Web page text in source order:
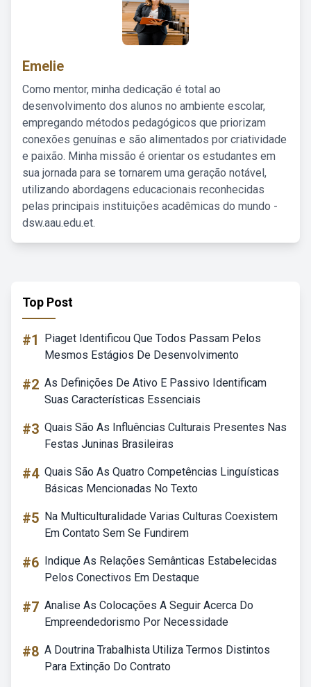
Emelie
Como mentor, minha dedicação é total ao
desenvolvimento dos alunos no ambiente escolar,
empregando métodos pedagógicos que priorizam
conexões genuínas e são alimentados por criatividade
e paixão. Minha missão é orientar os estudantes em
sua jornada para se tornarem uma geração notável,
utilizando abordagens educacionais reconhecidas
pelas principais instituições acadêmicas do mundo -
dsw.aau.edu.et.
Top Post
#1
Piaget Identificou Que Todos Passam Pelos
Mesmos Estágios De Desenvolvimento
#2 As Definições De Ativo E Passivo Identificam
Suas Características Essenciais
#3 Quais São As Influências Culturais Presentes Nas
Festas Juninas Brasileiras
#4 Quais São As Quatro Competências Linguísticas
Básicas Mencionadas No Texto
#5 Na Multiculturalidade Varias Culturas Coexistem
Em Contato Sem Se Fundirem
#6 Indique As Relações Semânticas Estabelecidas
Pelos Conectivos Em Destaque
#7 Analise As Colocações A Seguir Acerca Do
Empreendedorismo Por Necessidade
#8 A Doutrina Trabalhista Utiliza Termos Distintos
Para Extinção Do Contrato